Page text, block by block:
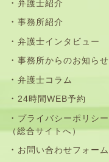
弁護士紹介
事務所紹介
弁護士インタビュー
事務所からのお知らせ
弁護士コラム
24時間WEB予約
プライバシーポリシー
（総合サイトへ）
お問い合わせフォーム